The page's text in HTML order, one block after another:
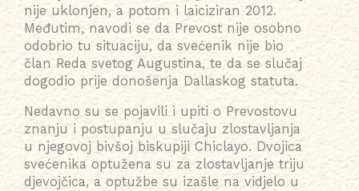
nije uklonjen, a potom i laiciziran 2012.
Međutim, navodi se da Prevost nije osobno
odobrio tu situaciju, da svećenik nije bio
član Reda svetog Augustina, te da se slučaj
dogodio prije donošenja Dallaskog statuta.
Nedavno su se pojavili i upiti o Prevostovu
znanju i postupanju u slučaju zlostavljanja
u njegovoj bivšoj biskupiji Chiclayo. Dvojica
svećenika optužena su za zlostavljanje triju
djevojčica, a optužbe su izašle na vidjelo u